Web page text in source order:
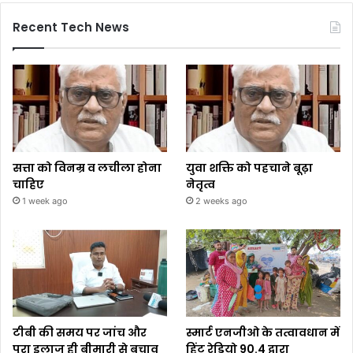
Recent Tech News
सत्ता को विनम्र व लचीला होना
चाहिए
1 week ago
युवा शक्ति को पहचाने बूढ़ा
नेतृत्व
2 weeks ago
टीबी की समय पर जांच और
पूरा इलाज ही बीमारी से बचाव
स्मार्ट एनजीओ के तत्वावधान में
हिंट रेडियो 90.4 द्वारा